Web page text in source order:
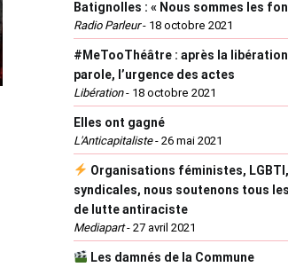
Batignolles : « Nous sommes les
Radio Parleur- 18 octobre 2021
#MeTooThéâtre : après la
parole, l’urgence des actes
Libération- 18 octobre 2021
Elles ont gagné
L'Anticapitaliste- 26 mai 2021
Organisations féministes, LGBTI,
syndicales, nous soutenons tous
de lutte antiraciste
Mediapart- 27 avril 2021
Les damnés de la Commune